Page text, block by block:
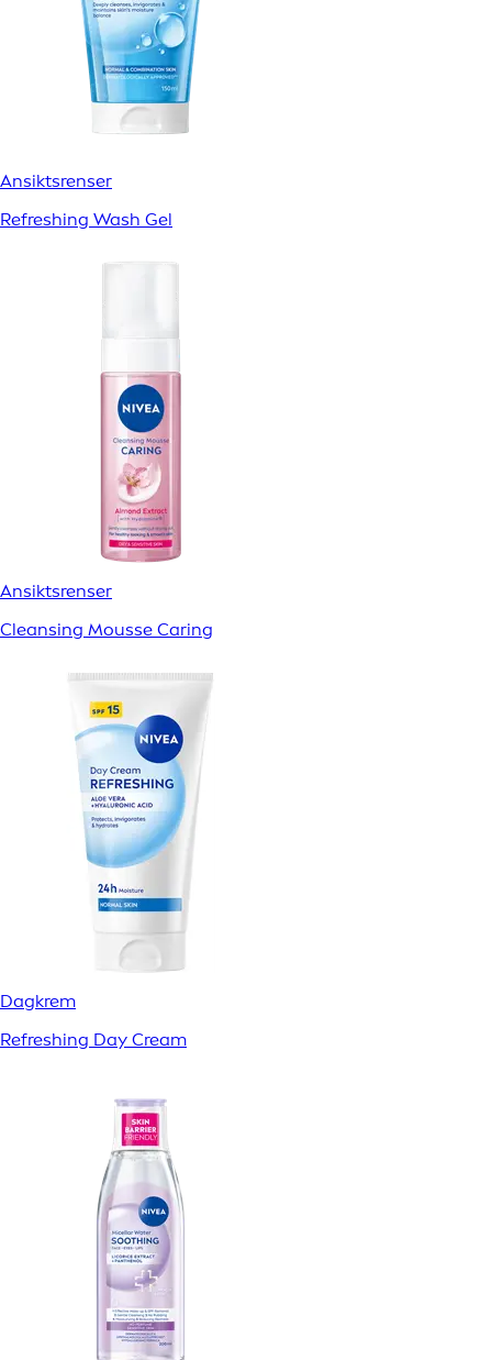
Ansiktsrenser
Refreshing Wash Gel
Ansiktsrenser
Cleansing Mousse Caring
Dagkrem
Refreshing Day Cream